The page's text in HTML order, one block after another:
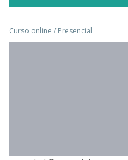
Curso online / Presencial